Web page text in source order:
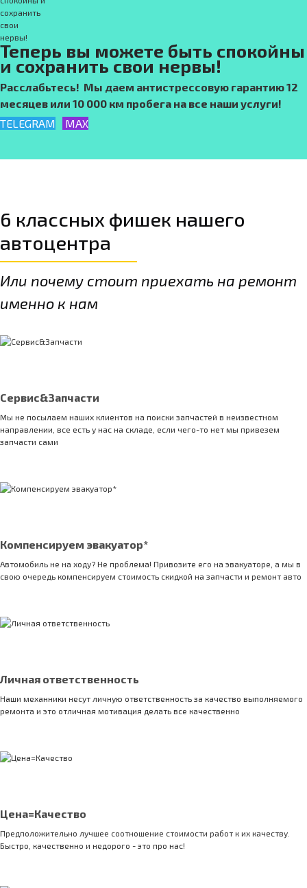
Теперь вы можете быть спокойны
и сохранить свои нервы!
Расслабьтесь! Мы даем антистрессовую гарантию 12
месяцев или 10 000 км пробега на все наши услуги!
TELEGRAM
MAX
6 классных фишек нашего
автоцентра
Или почему стоит приехать на ремонт
именно к нам
Сервис&Запчасти
Мы не посылаем наших клиентов на поиски запчастей в неизвестном
направлении, все есть у нас на складе, если чего-то нет мы привезем
запчасти сами
Компенсируем эвакуатор*
Автомобиль не на ходу? Не проблема! Привозите его на эвакуаторе, а мы в
свою очередь компенсируем стоимость скидкой на запчасти и ремонт авто
Личная ответственность
Наши механники несут личную ответственность за качество выполняемого
ремонта и это отличная мотивация делать все качественно
Цена=Качество
Предположительно лучшее соотношение стоимости работ к их качеству.
Быстро, качественно и недорого - это про нас!